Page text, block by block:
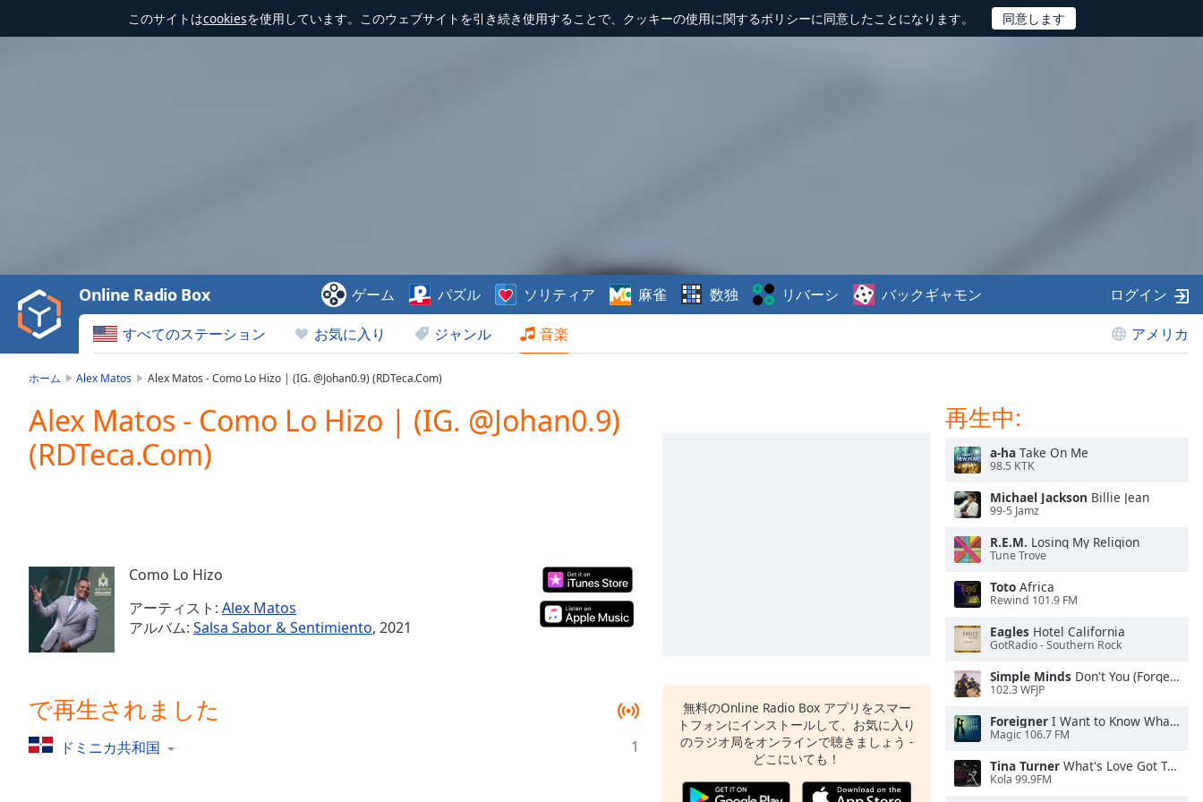
このサイトはcookiesを使用しています。このウェブサイトを引き続き使用することで、クッキーの使用に関するポリシーに同意したことになります。
Video
Play
Backward
Skip
Mute
Current
Time0:00
Duration-:-
TypeLIVE
Seek to
live,
currently
LIVE
Remaining
すべてのステーション お気に入り ジャンル 音楽 アメリカ
Online Radio Box ゲーム パズル ソリティア 麻雀 数独 リバーシ バックギャモン ログイン
ホーム Alex Matos Alex Matos - Como Lo Hizo | (IG. @Johan0.9) (RDTeca.Com)
Alex Matos - Como Lo Hizo | (IG. @Johan0.9)
(RDTeca.Com)
Como Lo Hizo
アーティスト: Alex Matos
アルバム: Salsa Sabor & Sentimiento, 2021
で再生されました
ドミニカ共和国 1
無料のOnline Radio Box アプリをスマー
トフォンにインストールして、お気に入り
のラジオ局をオンラインで聴きましょう -
どこにいても！
再生中:
a-ha Take On Me
98.5 KTK
Michael Jackson Billie Jean
99-5 Jamz
R.E.M. Losing My Religion
Tune Trove
Toto Africa
Rewind 101.9 FM
Eagles Hotel California
GotRadio - Southern Rock
Simple Minds Don't You (Forget About Me)
102.3 WFJP
Foreigner I Want to Know What Love Is
Magic 106.7 FM
Tina Turner What's Love Got To Do With It
Kola 99.9FM